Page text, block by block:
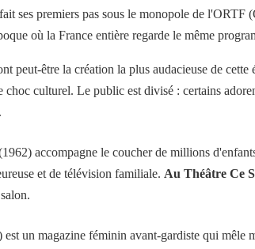
ses premiers pas sous le monopole de
où la France entière regarde le même
peut-être la création la plus audacieuse de
culturel. Le public est divisé : certains
accompagne le coucher de millions
et de télévision familiale. Au Théâtre Ce
est un magazine féminin avant-gardiste qui mêle